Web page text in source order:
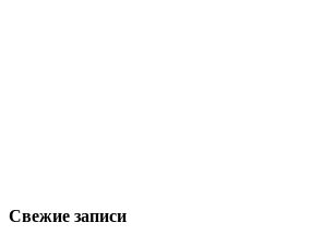
Свежие записи